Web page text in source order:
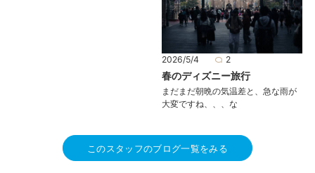
2026/5/4 2
春のディズニー旅行
まだまだ朝晩の気温差と、急な雨が
大変ですね、、、な
このスタッフのブログ一覧をみる